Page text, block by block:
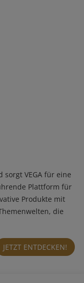
VEGA für eine
Plattform für
Produkte mit
die
JETZT ENTDECKEN!